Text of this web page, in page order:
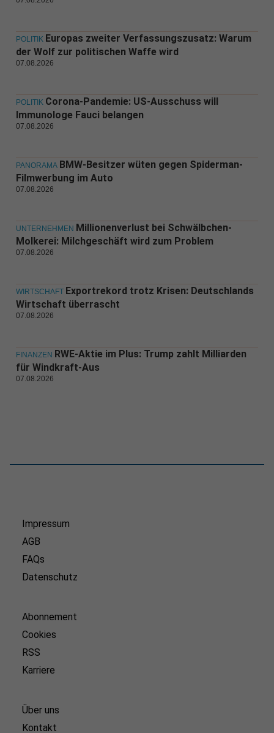
POLITIK Europas zweiter Verfassungszusatz: Warum
der Wolf zur politischen Waffe wird
07.08.2026
POLITIK Corona-Pandemie: US-Ausschuss will
Immunologe Fauci belangen
07.08.2026
PANORAMA BMW-Besitzer wüten gegen Spiderman-
Filmwerbung im Auto
07.08.2026
UNTERNEHMEN Millionenverlust bei Schwälbchen-
Molkerei: Milchgeschäft wird zum Problem
07.08.2026
WIRTSCHAFT Exportrekord trotz Krisen: Deutschlands
Wirtschaft überrascht
07.08.2026
FINANZEN RWE-Aktie im Plus: Trump zahlt Milliarden
für Windkraft-Aus
07.08.2026
Impressum
AGB
FAQs
Datenschutz
Abonnement
Cookies
RSS
Karriere
Über uns
Kontakt